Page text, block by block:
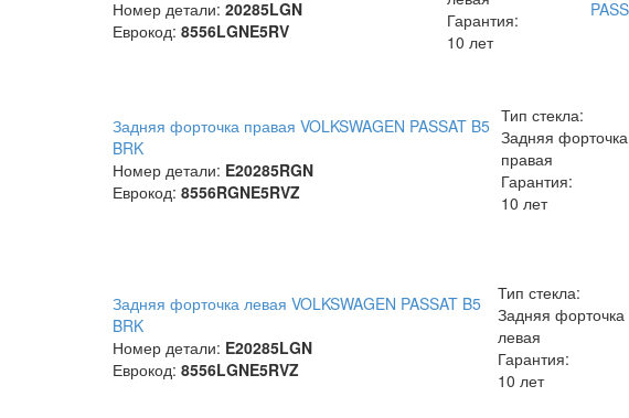
Номер детали: 20285LGN
Еврокод: 8556LGNE5RV
Гарантия:
10 лет
Задняя форточка правая VOLKSWAGEN PASSAT B5
BRK
Номер детали: E20285RGN
Еврокод: 8556RGNE5RVZ
Тип стекла:
Задняя форточка
правая
Гарантия:
10 лет
Задняя форточка левая VOLKSWAGEN PASSAT B5
BRK
Номер детали: E20285LGN
Еврокод: 8556LGNE5RVZ
Тип стекла:
Задняя форточка
левая
Гарантия:
10 лет